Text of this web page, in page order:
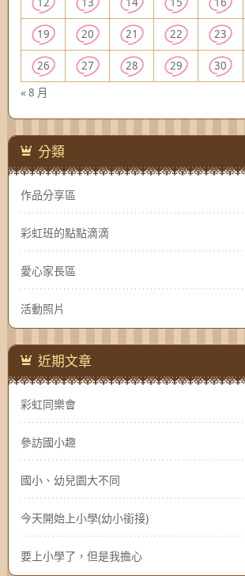
« 8 月
19 20 21 22 23
26 27 28 29 30
分類
作品分享區
彩虹班的點點滴滴
愛心家長區
活動照片
近期文章
彩虹同樂會
參訪國小趣
國小、幼兒園大不同
今天開始上小學(幼小銜接)
要上小學了，但是我擔心